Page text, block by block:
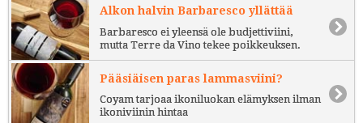
Alkon halvin Barbaresco yllättää
Barbaresco ei yleensä ole budjettiviini,
mutta Terre da Vino tekee poikkeuksen.
Pääsiäisen paras lammasviini?
Coyam tarjoaa ikoniluokan elämyksen ilman
ikoniviinin hintaa